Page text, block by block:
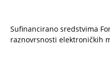
Sufinancirano sredstvima
raznovrsnosti elektroničkih